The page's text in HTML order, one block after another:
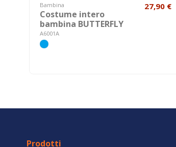
Bambina
Costume intero
bambina BUTTERFLY
A6001A
27,90 €
Prodotti